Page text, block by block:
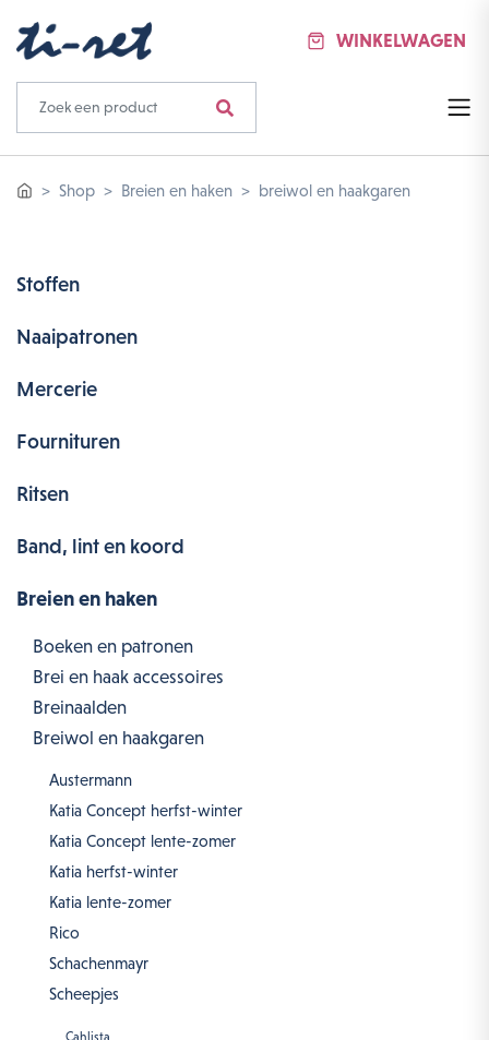
WINKELWAGEN
Shop Breien en haken breiwol en haakgaren
Stoffen
Naaipatronen
Mercerie
Fournituren
Ritsen
Band, lint en koord
Breien en haken
Boeken en patronen
Brei en haak accessoires
Breinaalden
Breiwol en haakgaren
Austermann
Katia Concept herfst-winter
Katia Concept lente-zomer
Katia herfst-winter
Katia lente-zomer
Rico
Schachenmayr
Scheepjes
Cahlista